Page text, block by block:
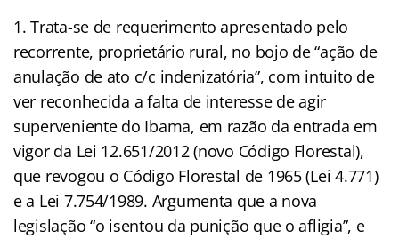
1. Trata-se de requerimento apresentado pelo
recorrente, proprietário rural, no bojo de “ação de
anulação de ato c/c indenizatória”, com intuito de
ver reconhecida a falta de interesse de agir
superveniente do Ibama, em razão da entrada em
vigor da Lei 12.651/2012 (novo Código Florestal),
que revogou o Código Florestal de 1965 (Lei 4.771)
e a Lei 7.754/1989. Argumenta que a nova
legislação “o isentou da punição que o afligia”, e